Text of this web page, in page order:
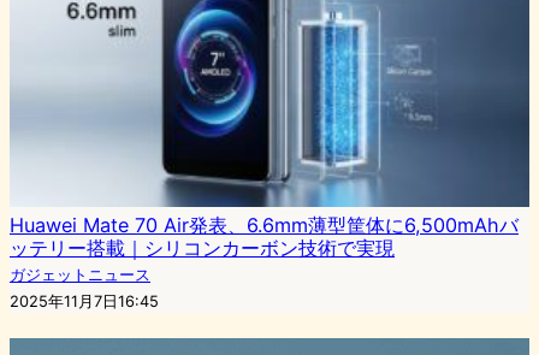
Huawei Mate 70 Air発表、6.6mm薄型筐体に6,500mAhバ
ッテリー搭載｜シリコンカーボン技術で実現
ガジェットニュース
2025年11月7日16:45